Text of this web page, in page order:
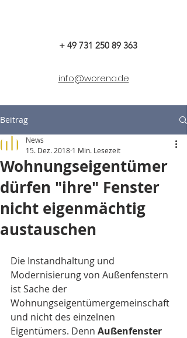
+ 49 731 250 89 363
info@worena.de
Beitrag
Wohnungseigentümer
dürfen "ihre" Fenster
nicht eigenmächtig
austauschen
News
15. Dez. 2018 1 Min. Lesezeit
Die Instandhaltung und
Modernisierung von Außenfenstern
ist Sache der
Wohnungseigentümergemeinschaft
und nicht des einzelnen
Eigentümers. Denn Außenfenster